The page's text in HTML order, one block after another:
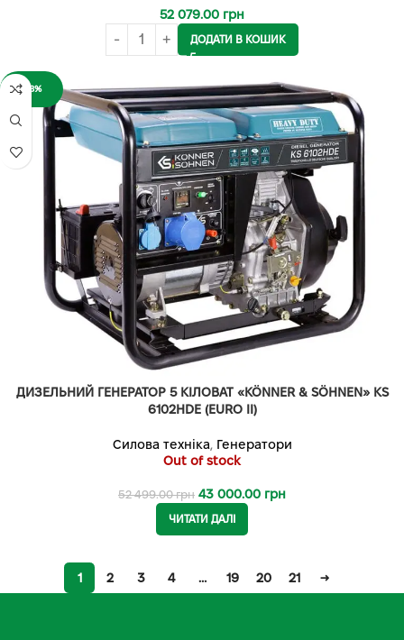
52 079.00 грн
ДОДАТИ В КОШИК
-18%
ДИЗЕЛЬНИЙ ГЕНЕРАТОР 5 КІЛОВАТ «KÖNNER & SÖHNEN» KS
6102HDE (EURO II)
Силова техніка, Генератори
Out of stock
52 499.00грн 43 000.00 грн
ЧИТАТИ ДАЛІ
1 2 3 4 … 19 20 21 →